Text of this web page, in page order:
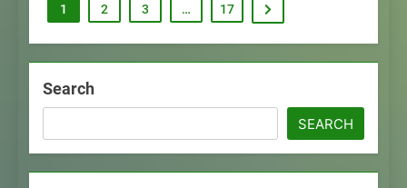
1 2 3 … 17
Search
SEARCH